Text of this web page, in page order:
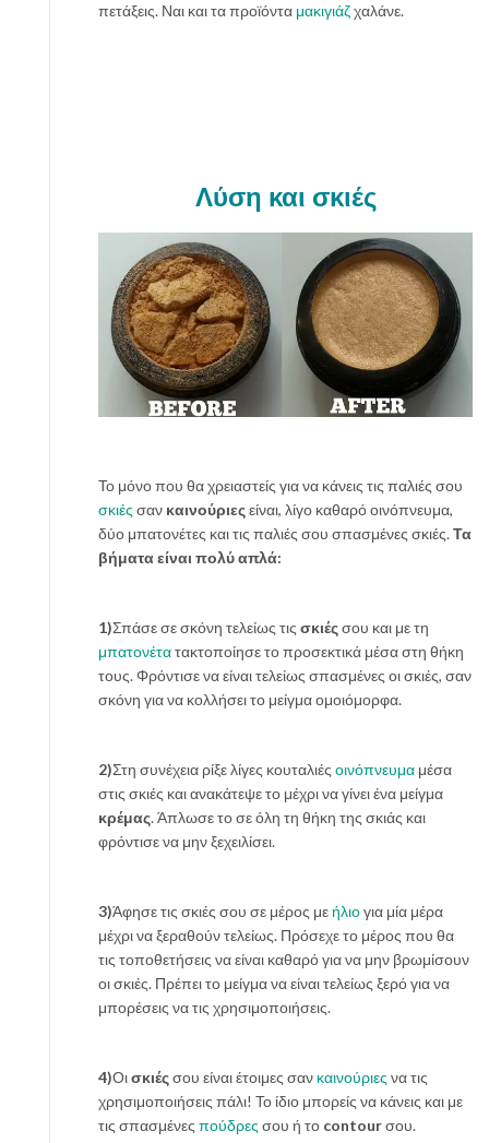
πετάξεις. Ναι και τα προϊόντα μακιγιάζχαλάνε.
Λύση και σκιές
Το μόνο που θα χρειαστείς για να κάνεις τις παλιές σου
σκιές σαν καινούριεςείναι, λίγο καθαρό οινόπνευμα,
δύο μπατονέτες και τις παλιές σου σπασμένες σκιές.Τα
βήματα είναι πολύ απλά:
1)Σπάσε σε σκόνη τελείως τις σκιέςσου και με τη
μπατονέτατακτοποίησε το προσεκτικά μέσα στη θήκη
τους. Φρόντισε να είναι τελείως σπασμένες οι σκιές, σαν
σκόνη για να κολλήσει το μείγμα ομοιόμορφα.
2)Στη συνέχεια ρίξε λίγες κουταλιές οινόπνευμα μέσα
στις σκιές και ανακάτεψε το μέχρι να γίνει ένα μείγμα
κρέμας. Άπλωσε το σε όλη τη θήκη της σκιάς και
φρόντισε να μην ξεχειλίσει.
3)Άφησε τις σκιές σου σε μέρος μεήλιογια μία μέρα
μέχρι να ξεραθούν τελείως. Πρόσεχε το μέρος που θα
τις τοποθετήσεις να είναι καθαρό για να μην βρωμίσουν
οι σκιές. Πρέπει το μείγμα να είναι τελείως ξερό για να
μπορέσεις να τις χρησιμοποιήσεις.
4)Οισκιέςσου είναι έτοιμες σαν καινούριες να τις
χρησιμοποιήσεις πάλι! Το ίδιο μπορείς να κάνεις και με
τις σπασμένες πούδρες σου ή το contourσου.